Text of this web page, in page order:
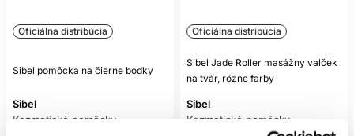
Oficiálna distribúcia
Sibel pomôcka na čierne bodky
Sibel
Kozmetické pomôcky
Oficiálna distribúcia
Sibel Jade Roller masážny valček
na tvár, rôzne farby
Sibel
Kozmetické pomôcky